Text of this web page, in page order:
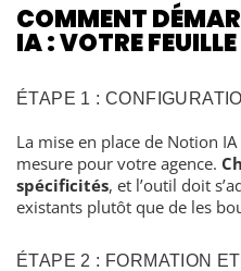
COMMENT
IA : VOTRE
ÉTAPE 1 :
La mise en place de Notion
mesure pour votre agence.
spécificités, et l’outil doit
existants plutôt que de les
ÉTAPE 2 : FORMATION